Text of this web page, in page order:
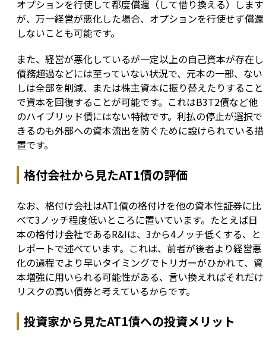
オプションを行使して都度償還（して借り換える）します
が、万一経営が悪化した場合、オプションを行使せず償還
しないことも可能です。
また、経営が悪化しているが一定以上の自己資本が存在し
債務超過などには至っていない状況で、元本の一部、ない
しは全部を削減、または株主資本に振り替えたりすること
で資本を回復することが可能です。これはB3T2債など他
のハイブリッド債にはない特徴です。利払の停止が選択で
きるのも外部への資本流出を防ぐために設けられている措
置です。
格付会社から見たAT1債の評価
なお、格付け会社はAT1債の格付けを他の資本性証券に比
べて3ノッチ程度低いところに置いています。たとえば日
本の格付け会社であるR&Iは、3から4ノッチ低くする、と
レポートで述べています。これは、前者が後者より経営悪
化の過程でより早いタイミングでトリガーがひかれて、資
本増強に用いられる可能性がある、言い換えればそれだけ
リスクの高い債券と考えているからです。
投資家から見たAT1債への投資メリット